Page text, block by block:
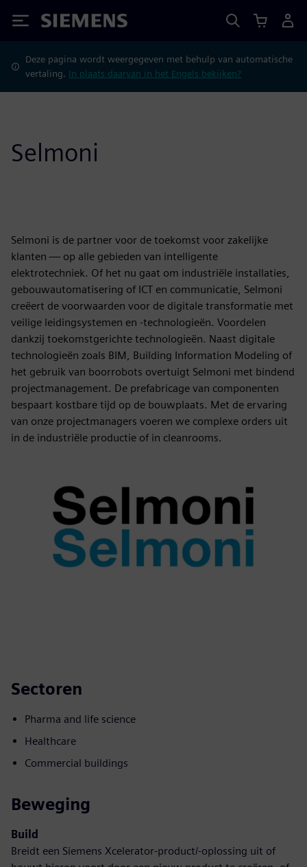
Siemens
Deze pagina wordt weergegeven met behulp van automatische
vertaling. In plaats daarvan in het Engels bekijken?
Selmoni
Selmoni is de partner voor de toekomst voor zakelijke
klanten — op alle gebieden van intelligente
elektrotechniek. Of het nu gaat om industriële installaties,
gebouwautomatisering of ICT en communicatie, Selmoni
creëert de voorwaarden voor de digitale transformatie met
veilige leidingsystemen en -technologieën. Voordelen
dankzij toekomstgerichte technologieën. Naast digitale
technologieën zoals BIM, Building Information Modeling of
het gebruik van boorrobots overtuigt Selmoni met bindend
projectmanagement. De prefabricage van componenten
bespaart kostbare tijd op de bouwplaats. Met de ervaring
van onze projectmanagers voeren we complexe orders uit
in de industriële productie of in cleanrooms.
Sectoren
Pharma and life science
Healthcare
Commercial buildings
Beweging
Build
Breidt een Siemens Xcelerator-product/-oplossing uit of